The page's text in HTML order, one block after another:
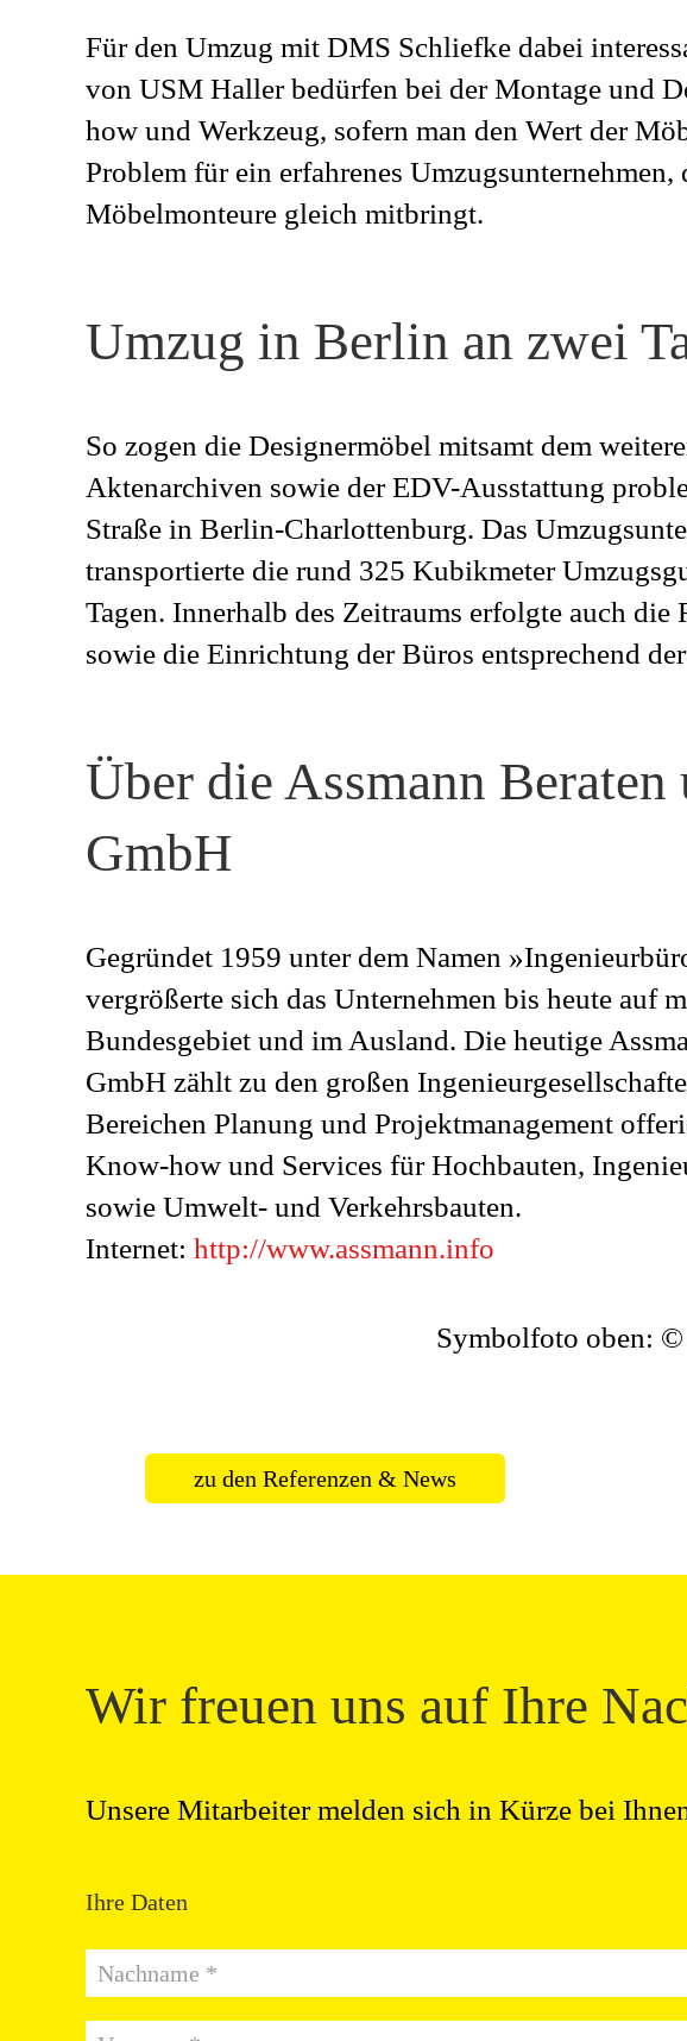
Für den Umzug mit DMS Schliefke dabei
von USM Haller bedürfen bei der Montage und
how und Werkzeug, sofern man den Wert der
Problem für ein erfahrenes Umzugsunternehmen,
Möbelmonteure gleich mitbringt.
Umzug in Berlin an zwei
So zogen die Designermöbel mitsamt dem
Aktenarchiven sowie der EDV-Ausstattung
Straße in Berlin-Charlottenburg. Das
transportierte die rund 325 Kubikmeter
Tagen. Innerhalb des Zeitraums erfolgte auch die
sowie die Einrichtung der Büros entsprechend
Über die Assmann Beraten
GmbH
Gegründet 1959 unter dem Namen
vergrößerte sich das Unternehmen bis heute auf
Bundesgebiet und im Ausland. Die heutige
GmbH zählt zu den großen
Bereichen Planung und Projektmanagement
Know-how und Services für Hochbauten,
sowie Umwelt- und Verkehrsbauten.
Internet: http://www.assmann.info
Symbolfoto oben: ©
zu den Referenzen & News
Wir freuen uns auf Ihre
Unsere Mitarbeiter melden sich in Kürze bei
Ihre Daten
Nachname *